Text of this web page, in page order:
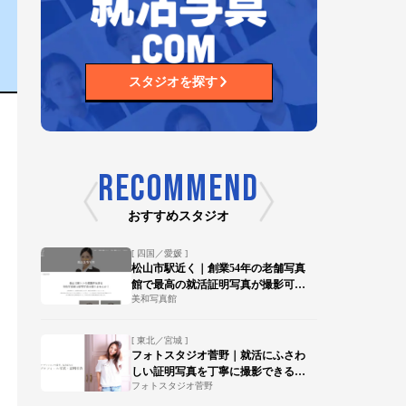
スタジオを探す
RECOMMEND
おすすめスタジオ
[ 四国／愛媛 ]
松山市駅近く｜創業54年の老舗写真
館で最高の就活証明写真が撮影可
能！
美和写真館
[ 東北／宮城 ]
フォトスタジオ菅野｜就活にふさわ
しい証明写真を丁寧に撮影できる写
真館【陸前落合駅 徒歩15分】
フォトスタジオ菅野